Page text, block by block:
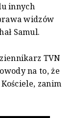
innych
widzów
Samul.
TVN
na to, że
zanim